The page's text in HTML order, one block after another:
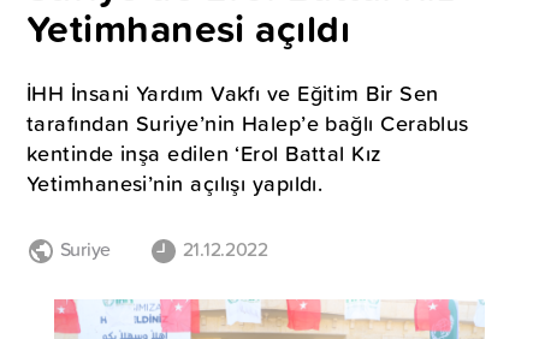
Yetimhanesi açıldı
İHH İnsani Yardım Vakfı ve Eğitim Bir Sen
tarafından Suriye’nin Halep’e bağlı Cerablus
kentinde inşa edilen ‘Erol Battal Kız
Yetimhanesi’nin açılışı yapıldı.
Suriye 21.12.2022